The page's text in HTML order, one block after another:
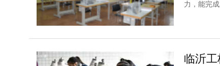
力，能完
临沂